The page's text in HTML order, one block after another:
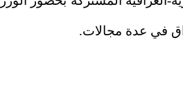
في عدة مجالات.